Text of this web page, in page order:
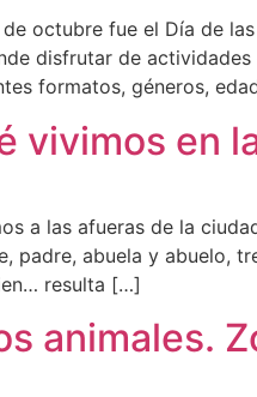
octubre fue el Día de
disfrutar de
formatos, géneros,
vivimos en
a las afueras de la
padre, abuela y abuelo,
resulta […]
animales.